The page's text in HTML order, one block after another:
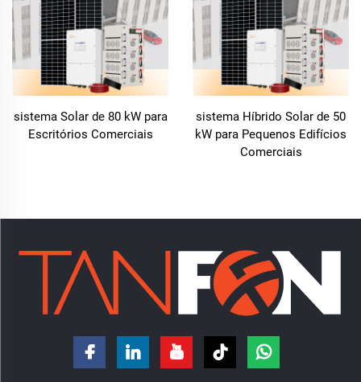
sistema Solar de 80 kW para
Escritórios Comerciais
sistema Híbrido Solar de 50
kW para Pequenos Edifícios
Comerciais